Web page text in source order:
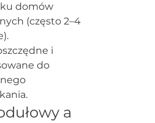
domów
(często 2–4
i
do
a